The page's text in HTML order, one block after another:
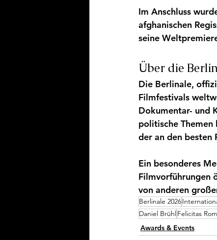
Im Anschluss
afghanischen
seine
Über die
Die Berlinale,
Filmfestivals
Dokumentar- und
politische Themen
der an den besten
Ein besonderes
Filmvorführungen
von anderen
Berlinale 2026
Daniel BrühlFelicitas
Awards & Events